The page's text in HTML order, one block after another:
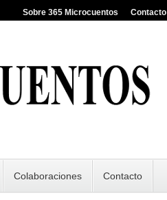
Sobre 365 Microcuentos Contacto
Colaboraciones Contacto